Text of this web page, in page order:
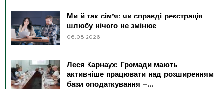
Ми й так сім’я: чи справді реєстрація
шлюбу нічого не змінює
06.08.2026
Леся Карнаух: Громади мають
активніше працювати над розширенням
бази оподаткування –...